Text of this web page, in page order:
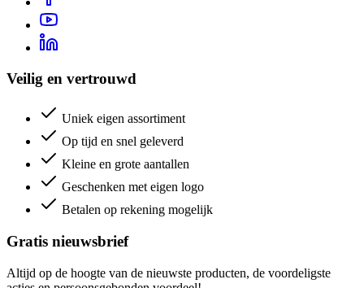
Veilig en vertrouwd
Uniek eigen assortiment
Op tijd en snel geleverd
Kleine en grote aantallen
Geschenken met eigen logo
Betalen op rekening mogelijk
Gratis nieuwsbrief
Altijd op de hoogte van de nieuwste producten, de voordeligste